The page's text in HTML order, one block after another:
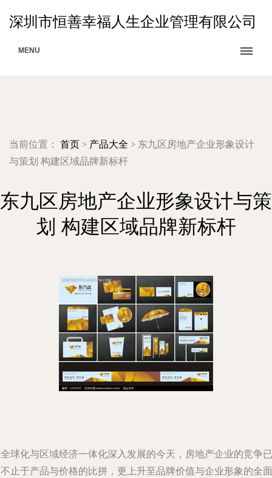
深圳市恒善幸福人生企业管理有限公司
MENU
当前位置： 首页 > 产品大全 > 东九区房地产企业形象设计
与策划 构建区域品牌新标杆
东九区房地产企业形象设计与策
划 构建区域品牌新标杆
球化与区域经济一体化深入发展的今天，房地产企业的竞争已
止于产品与价格的比拼，更上升至品牌价值与企业形象的全面